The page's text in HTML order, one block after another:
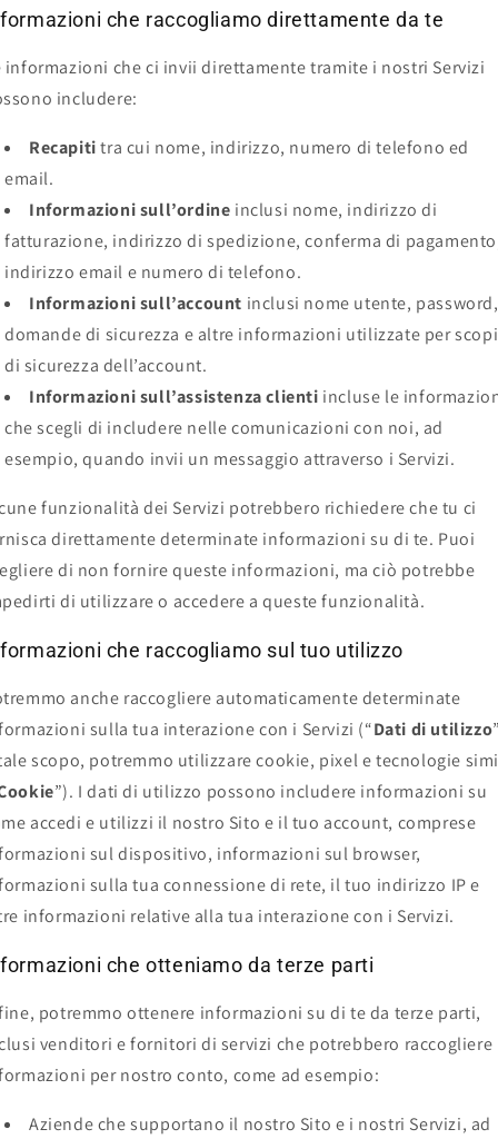
che raccogliamo direttamente da te
informazioni che ci invii direttamente tramite i nostri Servizi
includere:
Recapititra cui nome, indirizzo, numero di telefono ed
email.
Informazioni sull’ordine inclusi nome, indirizzo di
fatturazione, indirizzo di spedizione, conferma di
indirizzo email e numero di telefono.
Informazioni sull’account inclusi nome utente, password,
domande di sicurezza e altre informazioni utilizzate per scopi
di sicurezza dell’account.
Informazioni sull’assistenza clienti incluse le
che scegli di includere nelle comunicazioni con noi, ad
esempio, quando invii un messaggio attraverso i Servizi.
funzionalità dei Servizi potrebbero richiedere che tu ci
direttamente determinate informazioni su di te. Puoi
di non fornire queste informazioni, ma ciò potrebbe
di utilizzare o accedere a queste funzionalità.
che raccogliamo sul tuo utilizzo
anche raccogliere automaticamente determinate
sulla tua interazione con i Servizi (“Dati di utilizzo
scopo, potremmo utilizzare cookie, pixel e tecnologie
”). I dati di utilizzo possono includere informazioni su
accedi e utilizzi il nostro Sito e il tuo account, comprese
sul dispositivo, informazioni sul browser,
sulla tua connessione di rete, il tuo indirizzo IP e
informazioni relative alla tua interazione con i Servizi.
che otteniamo da terze parti
potremmo ottenere informazioni su di te da terze parti,
venditori e fornitori di servizi che potrebbero raccogliere
per nostro conto, come ad esempio:
Aziende che supportano il nostro Sito e i nostri Servizi, ad